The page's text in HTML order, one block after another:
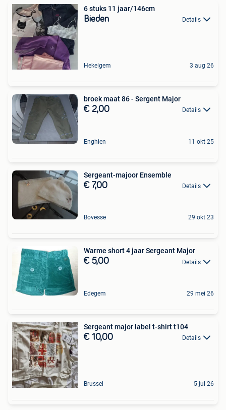
6 stuks 11 jaar/146cm
Bieden Details
Hekelgem 3 aug 26
broek maat 86 - Sergent Major
€ 2,00 Details
Enghien 11 okt 25
Sergeant-majoor Ensemble
€ 7,00 Details
Bovesse 29 okt 23
Warme short 4 jaar Sergeant Major
€ 5,00 Details
Edegem 29 mei 26
Sergeant major label t-shirt t104
€ 10,00 Details
Brussel 5 jul 26